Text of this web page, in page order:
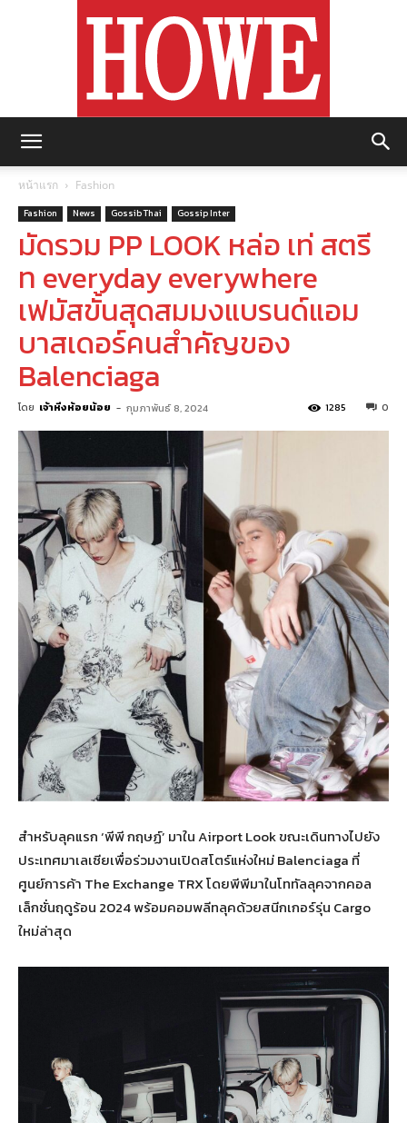
หน้าแรก Fashion
Fashion News Gossib Thai Gossip Inter
มัดรวม PP LOOK หล่อ เท่ สตรี
ท everyday everywhere
เฟมัสขั้นสุดสมมงแบรนด์แอม
บาสเดอร์คนสำคัญของ
Balenciaga
โดย เจ้าหิ่งห้อยน้อย - กุมภาพันธ์ 8, 2024 0
1285
สำหรับลุคแรก ‘พีพี กฤษฏ์’ มาใน Airport Look ขณะเดินทางไปยัง
ประเทศมาเลเซียเพื่อร่วมงานเปิดสโตร์แห่งใหม่ Balenciaga ที่
ศูนย์การค้า The Exchange TRX โดยพีพีมาในโททัลลุคจากคอล
เล็กชั่นฤดูร้อน 2024 พร้อมคอมพลีทลุคด้วยสนีกเกอร์รุ่น Cargo
ใหม่ล่าสุด